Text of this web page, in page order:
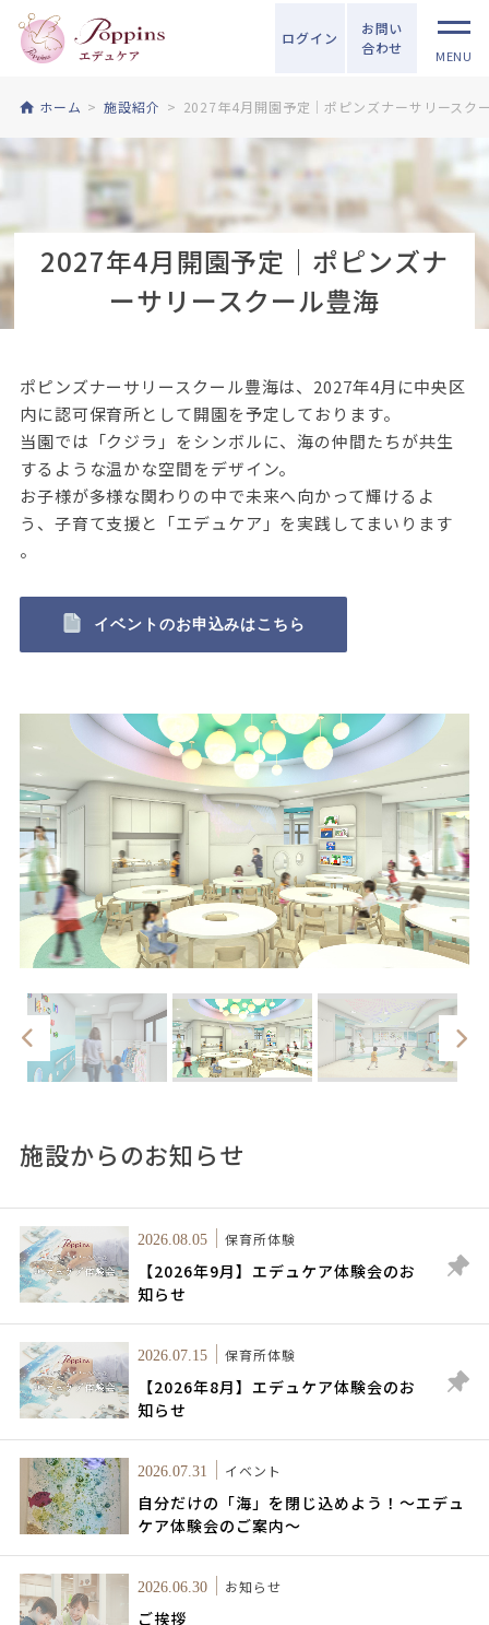
ログイン
お問い
合わせ
MENU
ホーム 施設紹介 2027年4月開園予定│ポピンズナーサリースク
2027年4月開園予定│ポピンズナ
ーサリースクール豊海
ポピンズナーサリースクール豊海は、2027年4月に中央区
内に認可保育所として開園を予定しております。
当園では「クジラ」をシンボルに、海の仲間たちが共生
するような温かな空間をデザイン。
お子様が多様な関わりの中で未来へ向かって輝けるよ
う、子育て支援と「エデュケア」を実践してまいります
。
イベントのお申込みはこちら
施設からのお知らせ
2026.08.05 保育所体験
【2026年9月】エデュケア体験会のお
知らせ
2026.07.15 保育所体験
【2026年8月】エデュケア体験会のお
知らせ
2026.07.31 イベント
自分だけの「海」を閉じ込めよう！～エデュ
ケア体験会のご案内～
2026.06.30 お知らせ
ご挨拶